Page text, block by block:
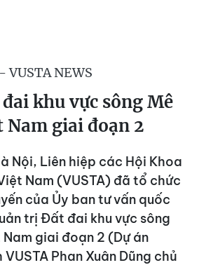
VUSTA NEWS
khu vực sông Mê
Nam giai đoạn 2
Nội, Liên hiệp các Hội Khoa
Nam (VUSTA) đã tổ chức
của Ủy ban tư vấn quốc
trị Đất đai khu vực sông
giai đoạn 2 (Dự án
Phan Xuân Dũng chủ